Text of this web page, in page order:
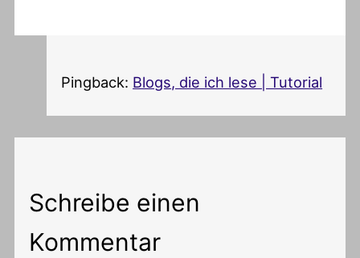
Pingback: Blogs, die ich lese | Tutorial
Schreibe einen
Kommentar